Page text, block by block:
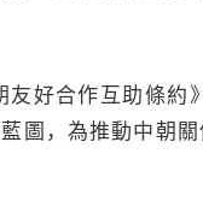
合作互助條約
圖，為推動中朝